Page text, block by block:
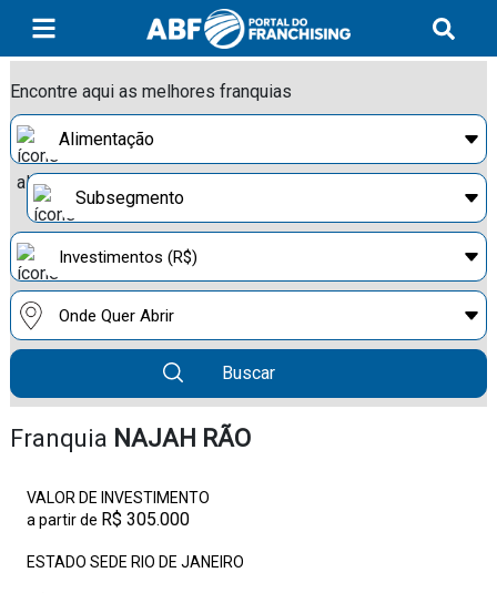
Encontre aqui as melhores franquias
Buscar
Franquia NAJAH RÃO
VALOR DE INVESTIMENTO
a partir de R$ 305.000
ESTADO SEDE RIO DE JANEIRO